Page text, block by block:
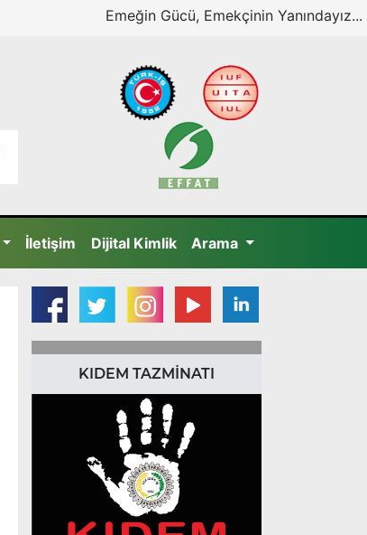
Emeğin Gücü, Emekçinin Yanındayız...
İletişim Dijital Kimlik Arama
KIDEM TAZMİNATI